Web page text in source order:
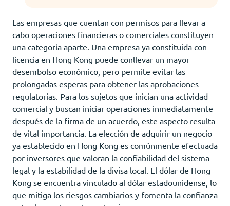
Las empresas que cuentan con permisos para llevar a
cabo operaciones financieras o comerciales constituyen
una categoría aparte. Una empresa ya constituida con
licencia en Hong Kong puede conllevar un mayor
desembolso económico, pero permite evitar las
prolongadas esperas para obtener las aprobaciones
regulatorias. Para los sujetos que inician una actividad
comercial y buscan iniciar operaciones inmediatamente
después de la firma de un acuerdo, este aspecto resulta
de vital importancia. La elección de adquirir un negocio
ya establecido en Hong Kong es comúnmente efectuada
por inversores que valoran la confiabilidad del sistema
legal y la estabilidad de la divisa local. El dólar de Hong
Kong se encuentra vinculado al dólar estadounidense, lo
que mitiga los riesgos cambiarios y fomenta la confianza